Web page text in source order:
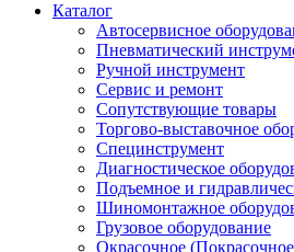
Каталог
Автосервисное
Пневматический
Ручной инструмент
Сервис и ремонт
Сопутствующие товары
Торгово-выставочное
Специнструмент
Диагностическое
Подъемное и
Шиномонтажное
Грузовое оборудование
Окрасочное